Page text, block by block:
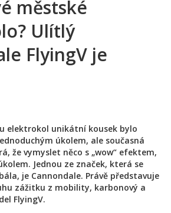
městské
Ulítlý
FlyingV je
elektrokol unikátní kousek bylo
úkolem, ale současná
že vymyslet něco s „wow“ efektem,
Jednou ze značek, která se
je Cannondale. Právě představuje
zážitku z mobility, karbonový a
FlyingV.